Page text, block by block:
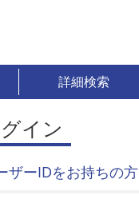
詳細検索
イン
ザーIDをお持ちの方